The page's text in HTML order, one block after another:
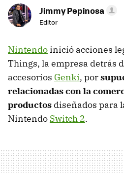
Jimmy Pepinosa
Editor
Nintendo inició acciones
Things, la empresa detrás
accesorios Genki, por
relacionadas con la
productos diseñados para
Nintendo Switch 2.